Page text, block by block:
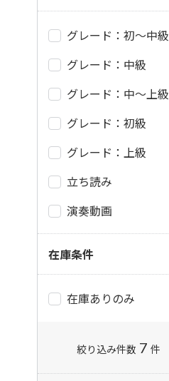
グレード：初～中級
グレード：中級
グレード：中～上級
グレード：初級
グレード：上級
立ち読み
演奏動画
在庫条件
在庫ありのみ
絞り込み件数 7 件